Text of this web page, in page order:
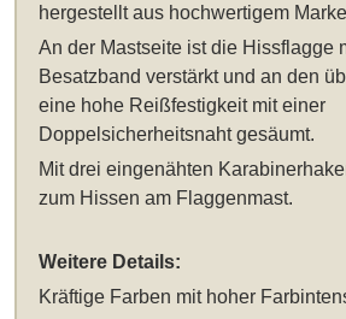
hergestellt aus hochwertigem
An der Mastseite ist die Hissflagge
Besatzband verstärkt und an den
eine hohe Reißfestigkeit mit einer
Doppelsicherheitsnaht gesäumt.
Mit drei eingenähten
zum Hissen am Flaggenmast.
Weitere Details:
Kräftige Farben mit hoher